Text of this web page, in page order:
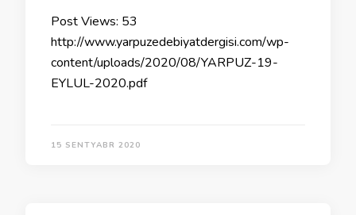
Post Views: 53
http://www.yarpuzedebiyatdergisi.com/wp-
content/uploads/2020/08/YARPUZ-19-
EYLUL-2020.pdf
15 SENTYABR 2020